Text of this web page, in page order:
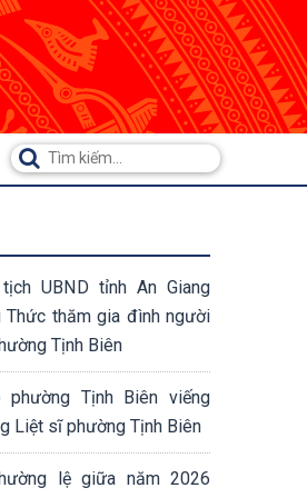
UBND tỉnh An Giang
Thức thăm gia đình người
Tịnh Biên
phường Tịnh Biên viếng
Liệt sĩ phường Tịnh Biên
lệ giữa năm 2026